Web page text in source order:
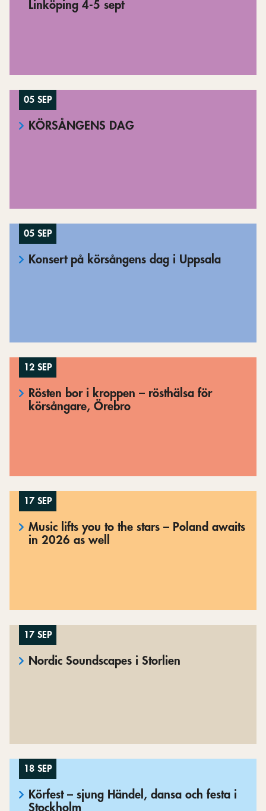
Linköping 4-5 sept
05 SEP
KÖRSÅNGENS DAG
05 SEP
Konsert på körsångens dag i Uppsala
12 SEP
Rösten bor i kroppen – rösthälsa för
körsångare, Örebro
17 SEP
Music lifts you to the stars – Poland awaits
in 2026 as well
17 SEP
Nordic Soundscapes i Storlien
18 SEP
Körfest – sjung Händel, dansa och festa i
Stockholm